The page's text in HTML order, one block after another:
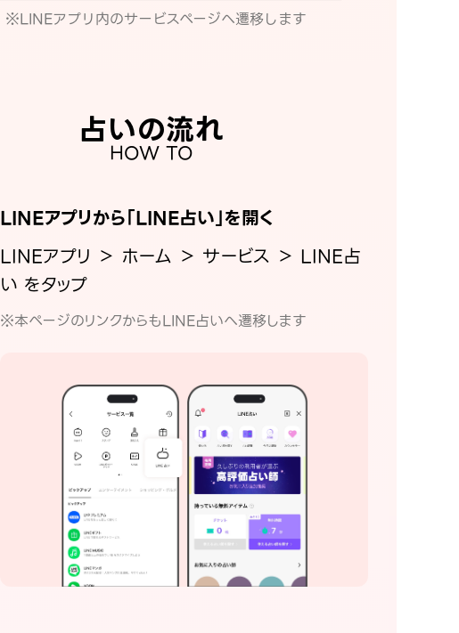
※LINEアプリ内のサービスページへ遷移します
占いの流れ
HOW TO
LINEアプリから「LINE占い」を開く
LINEアプリ ＞ ホーム ＞ サービス ＞ LINE占
い をタップ
※本ページのリンクからもLINE占いへ遷移します